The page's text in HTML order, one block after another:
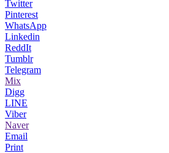
Twitter
Pinterest
WhatsApp
Linkedin
ReddIt
Tumblr
Telegram
Mix
Digg
LINE
Viber
Naver
Email
Print